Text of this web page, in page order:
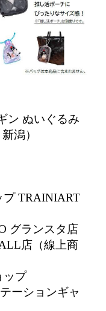
ン ぬいぐるみ
潟）
プ TRAINIART
グランスタ店
店（線上商
ップ
ーションギャ